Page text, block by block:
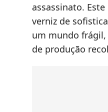
assassinato.
verniz de
um mundo
de produção